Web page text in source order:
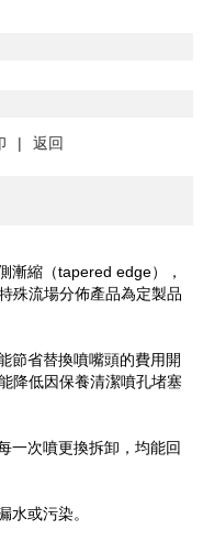
| 返回
漸縮（tapered edge），
殊流場分佈產品為定製品
節省替換噴嘴頭的費用開
降低因保養清潔噴孔堵塞
一次噴更換拆卸，均能回
水或污染。